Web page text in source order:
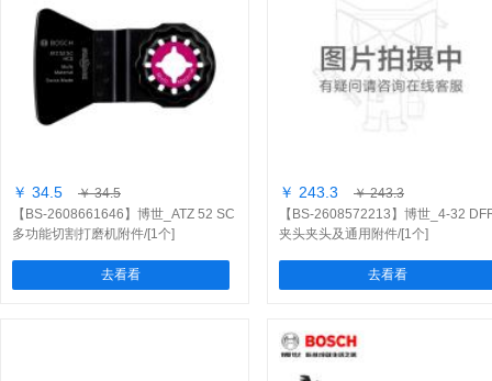
￥ 34.5
￥ 34.5
【BS-2608661646】博世_ATZ 52 SC
多功能切割打磨机附件/[1个]
去看看
￥ 243.3
￥ 243.3
【BS-2608572213】博世_4-32
夹头夹头及通用附件/[1个]
去看看